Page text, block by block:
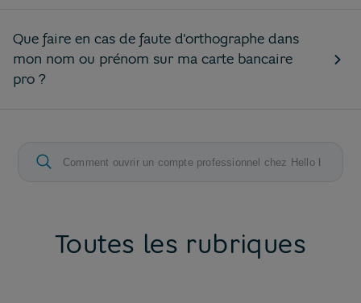
Que faire en cas de faute d'orthographe dans
mon nom ou prénom sur ma carte bancaire
pro ?
Toutes les rubriques